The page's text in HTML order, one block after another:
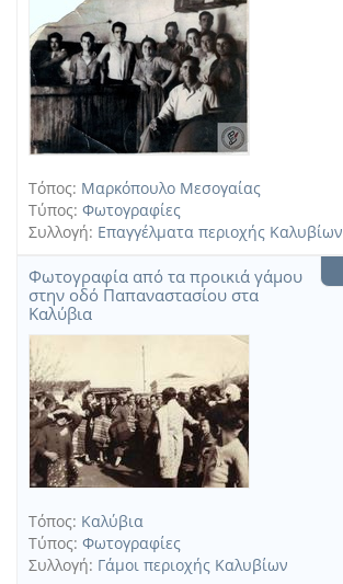
Τόπος: Μαρκόπουλο Μεσογαίας
Τύπος: Φωτογραφίες
Συλλογή: Επαγγέλματα περιοχής Καλυβίων
Φωτογραφία από τα προικιά γάμου
στην οδό Παπαναστασίου στα
Καλύβια
Τόπος: Καλύβια
Τύπος: Φωτογραφίες
Συλλογή: Γάμοι περιοχής Καλυβίων